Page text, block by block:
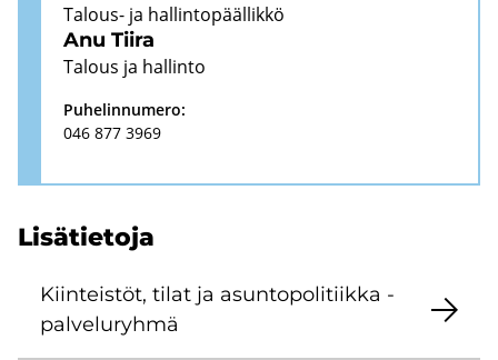
Anu Tiira
Talous-​ ja hal­lin­to­pääl­lik­kö
Ta­lous ja hal­lin­to
Pu­he­lin­nu­me­ro:
046 877 3969
Li­sä­tie­to­ja
Kiin­teis­töt, tilat ja asun­to­po­li­tiik­ka -​
palveluryhmä